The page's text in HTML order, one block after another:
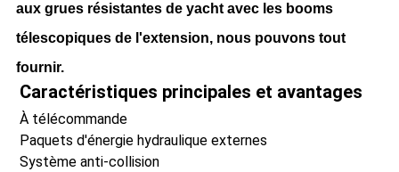
aux grues résistantes de yacht avec les booms
télescopiques de l'extension, nous pouvons tout
fournir.
Caractéristiques principales et avantages
À télécommande
Paquets d'énergie hydraulique externes
Système anti-collision